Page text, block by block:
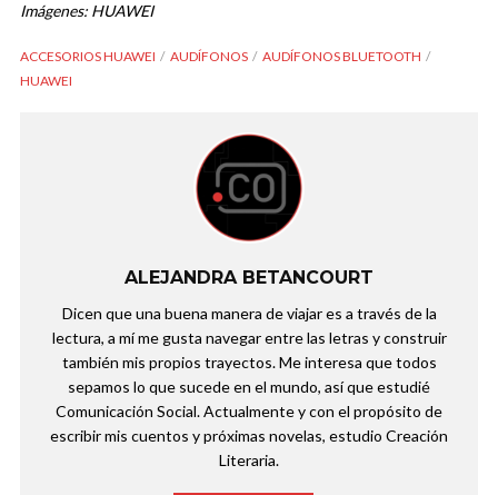
Imágenes: HUAWEI
ACCESORIOS HUAWEI AUDÍFONOS
AUDÍFONOS BLUETOOTH
HUAWEI
ALEJANDRA BETANCOURT
Dicen que una buena manera de viajar es a través de la
lectura, a mí me gusta navegar entre las letras y construir
también mis propios trayectos. Me interesa que todos
sepamos lo que sucede en el mundo, así que estudié
Comunicación Social. Actualmente y con el propósito de
escribir mis cuentos y próximas novelas, estudio Creación
Literaria.